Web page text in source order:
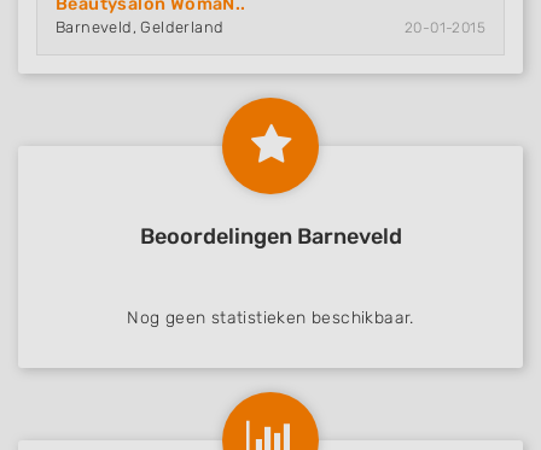
Beautysalon WomaN..
Barneveld, Gelderland 20-01-2015
Beoordelingen Barneveld
Nog geen statistieken beschikbaar.